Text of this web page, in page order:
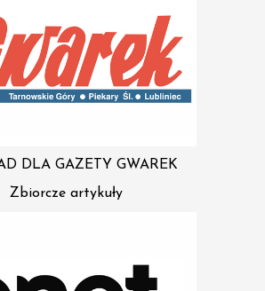
DLA GAZETY GWAREK
Zbiorcze artykuły